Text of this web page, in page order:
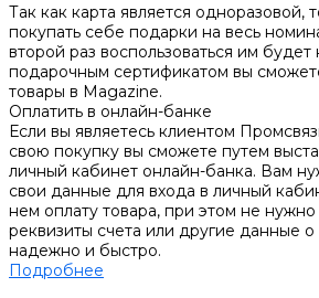
Так как карта является одноразовой,
покупать себе подарки на весь
второй раз воспользоваться им
подарочным сертификатом вы
товары в Magazine.
Оплатить в онлайн-банке
Если вы являетесь клиентом
свою покупку вы сможете путем
личный кабинет онлайн-банка. Вам
свои данные для входа в личный
нем оплату товара, при этом не нужно
реквизиты счета или другие данные
надежно и быстро.
Подробнее